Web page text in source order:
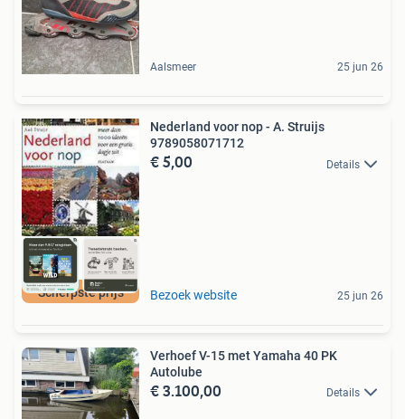
Aalsmeer 25 jun 26
Scherpste prijs
Nederland voor nop - A. Struijs
9789058071712
€ 5,00 Details
Bezoek website 25 jun 26
Verhoef V-15 met Yamaha 40 PK
Autolube
€ 3.100,00 Details